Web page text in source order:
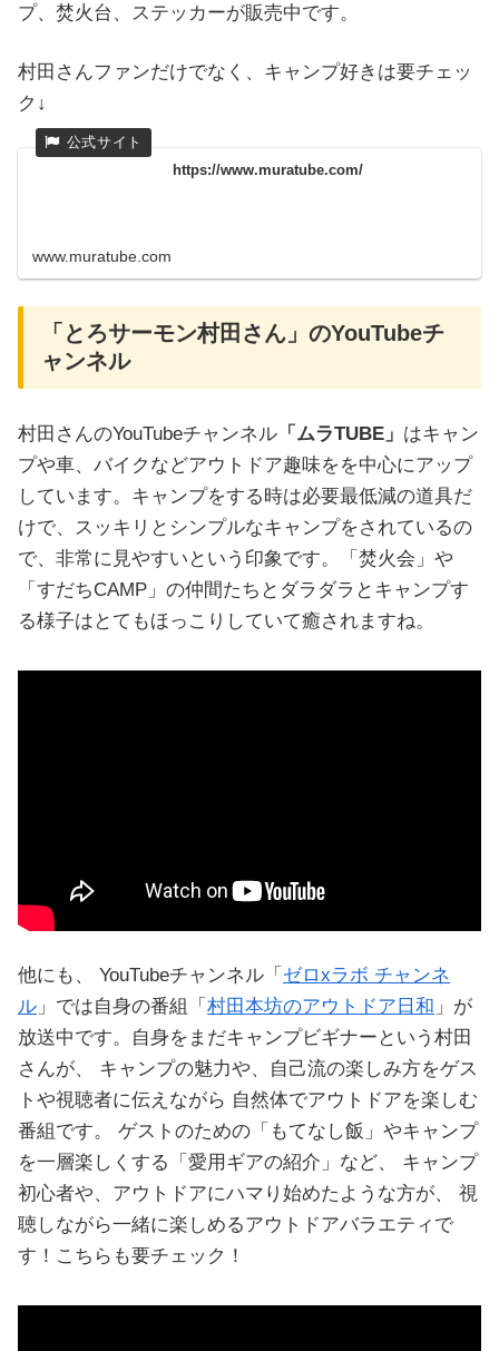
プ、焚火台、ステッカーが販売中です。
村田さんファンだけでなく、キャンプ好きは要チェッ
ク↓
https://www.muratube.com/
www.muratube.com
「とろサーモン村田さん」のYouTubeチ
ャンネル
村田さんのYouTubeチャンネル 「ムラTUBE」 はキャン
プや車、バイクなどアウトドア趣味をを中心にアップ
しています。キャンプをする時は必要最低減の道具だ
けで、スッキリとシンプルなキャンプをされているの
で、非常に見やすいという印象です。「焚火会」や
「すだちCAMP」の仲間たちとダラダラとキャンプす
る様子はとてもほっこりしていて癒されますね。
他にも、 YouTubeチャンネル「 ゼロxラボ チャンネ
ル 」では自身の番組「 村田本坊のアウトドア日和 」が
放送中です。自身をまだキャンプビギナーという村田
さんが、 キャンプの魅力や、自己流の楽しみ方をゲス
トや視聴者に伝えながら 自然体でアウトドアを楽しむ
番組です。 ゲストのための「もてなし飯」やキャンプ
を一層楽しくする「愛用ギアの紹介」など、 キャンプ
初心者や、アウトドアにハマり始めたような方が、 視
聴しながら一緒に楽しめるアウトドアバラエティで
す！こちらも要チェック！